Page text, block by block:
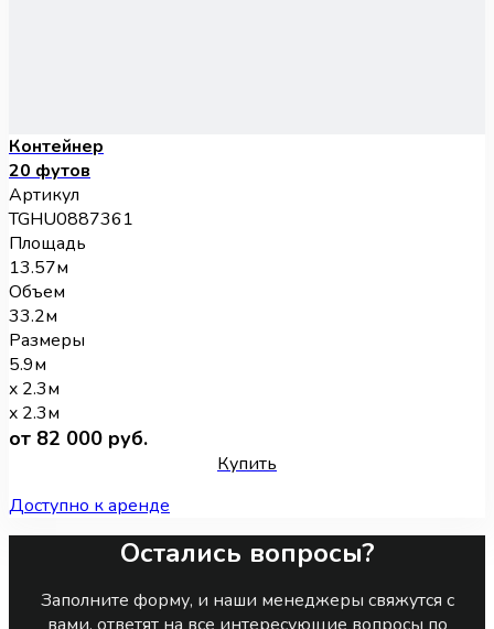
Контейнер
20 футов
Артикул
TGHU0887361
Площадь
13.57м
Объем
33.2м
Размеры
5.9м
x 2.3м
x 2.3м
от 82 000 руб.
Купить
Доступно к аренде
Остались вопросы?
Заполните форму, и наши менеджеры свяжутся с